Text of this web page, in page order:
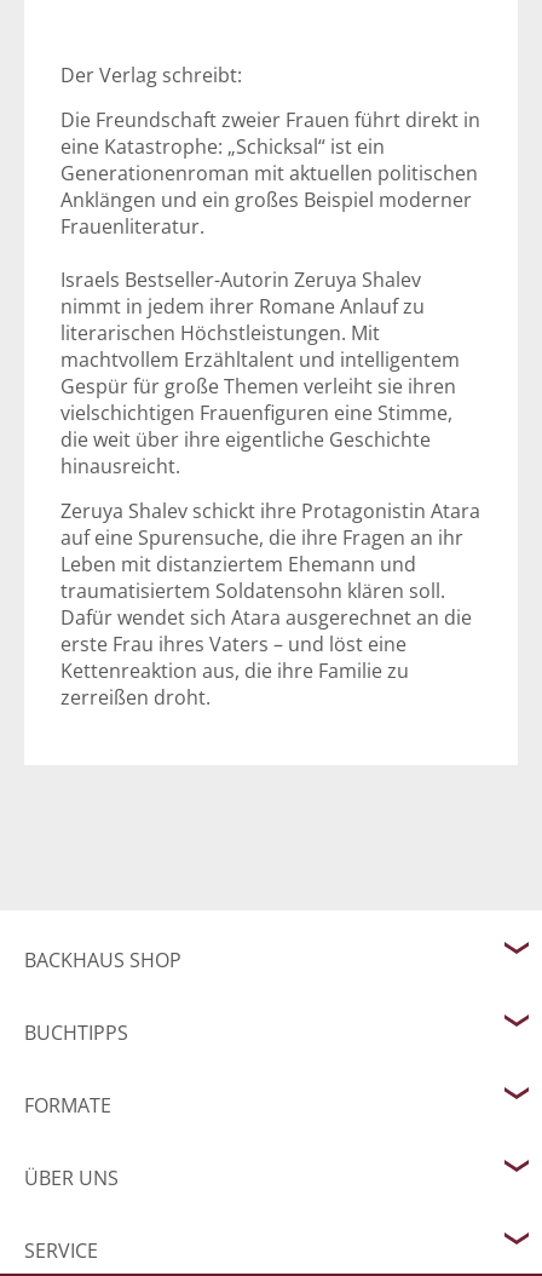
Der Verlag schreibt:
Die Freundschaft zweier Frauen führt direkt in
eine Katastrophe: „Schicksal“ ist ein
Generationenroman mit aktuellen politischen
Anklängen und ein großes Beispiel moderner
Frauenliteratur.
Israels Bestseller-Autorin Zeruya Shalev
nimmt in jedem ihrer Romane Anlauf zu
literarischen Höchstleistungen. Mit
machtvollem Erzähltalent und intelligentem
Gespür für große Themen verleiht sie ihren
vielschichtigen Frauenfiguren eine Stimme,
die weit über ihre eigentliche Geschichte
hinausreicht.
Zeruya Shalev schickt ihre Protagonistin Atara
auf eine Spurensuche, die ihre Fragen an ihr
Leben mit distanziertem Ehemann und
traumatisiertem Soldatensohn klären soll.
Dafür wendet sich Atara ausgerechnet an die
erste Frau ihres Vaters – und löst eine
Kettenreaktion aus, die ihre Familie zu
zerreißen droht.
BACKHAUS SHOP
BUCHTIPPS
FORMATE
ÜBER UNS
SERVICE